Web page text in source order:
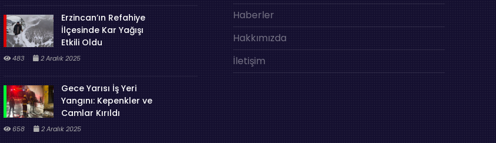
Erzincan’ın Refahiye
İlçesinde Kar Yağışı
Etkili Oldu
483 2 Aralık 2025
Gece Yarısı İş Yeri
Yangını: Kepenkler ve
Camlar Kırıldı
658 2 Aralık 2025
Haberler
Hakkımızda
İletişim